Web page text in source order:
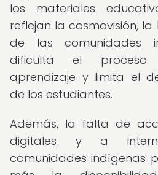
los materiales
reflejan la cosmovisión,
de las comunidades
dificulta el proceso
aprendizaje y limita el
de los estudiantes.
Además, la falta de
digitales y a
comunidades indígenas